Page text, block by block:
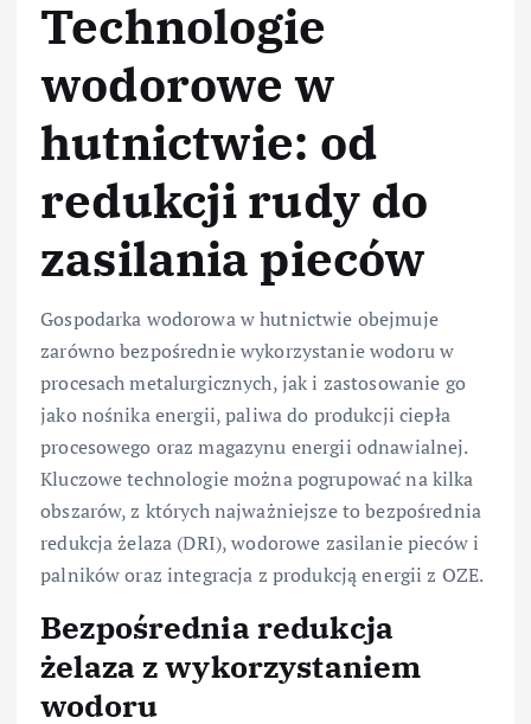
Technologie
wodorowe w
hutnictwie: od
redukcji rudy do
zasilania pieców
Gospodarka wodorowa w hutnictwie obejmuje
zarówno bezpośrednie wykorzystanie wodoru w
procesach metalurgicznych, jak i zastosowanie go
jako nośnika energii, paliwa do produkcji ciepła
procesowego oraz magazynu energii odnawialnej.
Kluczowe technologie można pogrupować na kilka
obszarów, z których najważniejsze to bezpośrednia
redukcja żelaza (DRI), wodorowe zasilanie pieców i
palników oraz integracja z produkcją energii z OZE.
Bezpośrednia redukcja
żelaza z wykorzystaniem
wodoru